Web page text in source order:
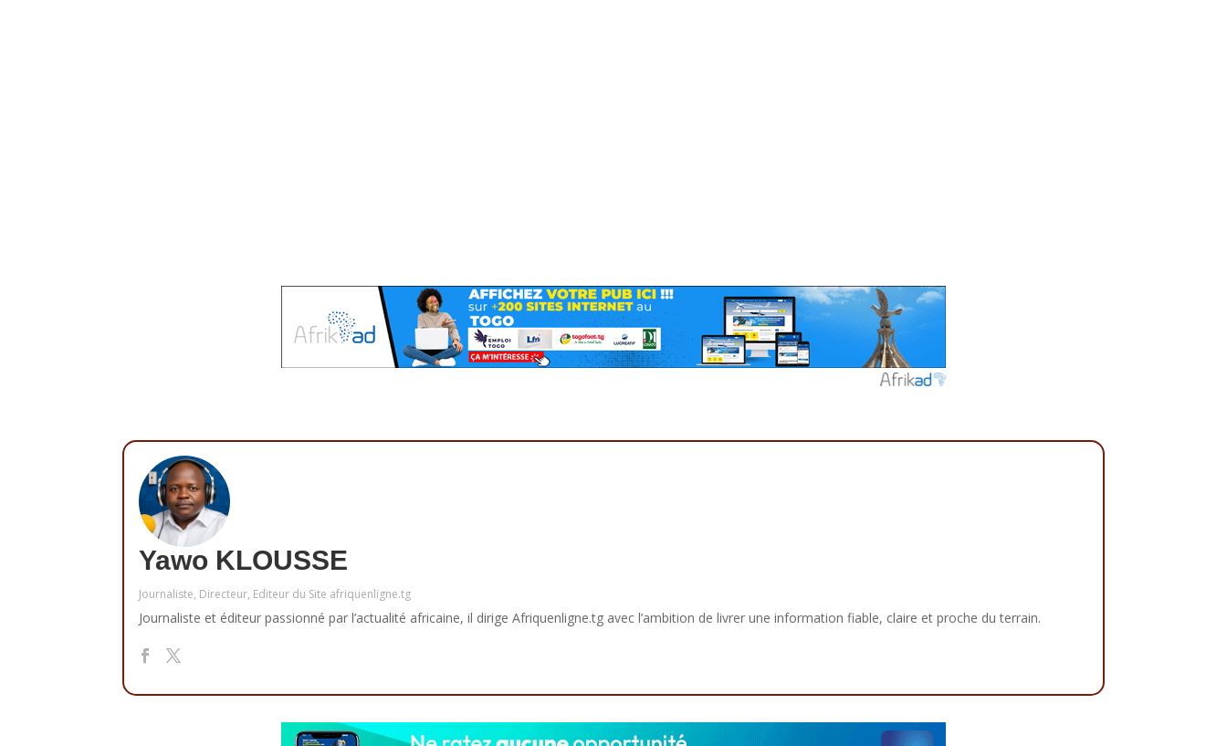
Yawo KLOUSSE
Journaliste, Directeur, Editeur du Site afriquenligne.tg
Journaliste et éditeur passionné par l’actualité africaine, il dirige Afriquenligne.tg avec l’ambition de livrer une information fiable, claire et proche du terrain.